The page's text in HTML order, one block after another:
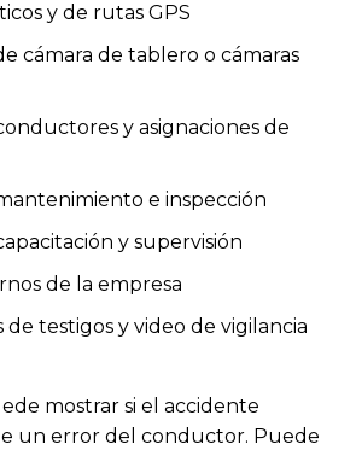
y de rutas GPS
cámara de tablero o cámaras
y asignaciones de
e inspección
y supervisión
de la empresa
de testigos y video de vigilancia
mostrar si el accidente
un error del conductor. Puede